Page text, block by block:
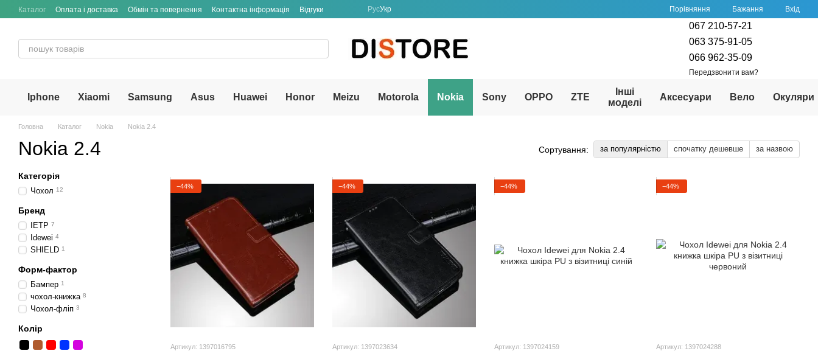
Перейти до основного контенту
Каталог Оплата і доставка Обмін та повернення Контактна інформація Відгуки РусУкр Порівняння Бажання Вхід
067 210-57-21
063 375-91-05
066 962-35-09
Передзвонити вам?
Iphone Xiaomi Samsung Asus Huawei Honor Meizu Motorola Nokia Sony OPPO ZTE
Інші
моделі
Аксесуари Вело Окуляри
Головна Каталог Nokia Nokia 2.4
Nokia 2.4 Сортування: за популярністю спочатку дешевше за назвою
−44%
Артикул: 1397016795
−44%
Артикул: 1397023634
−44%
Артикул: 1397024159
−44%
Артикул: 1397024288
Категорія
Чохол 12
Бренд
IETP 7
Idewei 4
SHIELD 1
Форм-фактор
Бампер 1
чохол-книжка 8
Чохол-фліп 3
Колір